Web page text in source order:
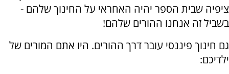
ציפיה שבית הספר יהיה האחראי על החינוך שלהם -
בשביל זה אנחנו ההורים שלהם!
גם חינוך פיננסי עובר דרך ההורים. היו אתם המורים של
ילדיכם: